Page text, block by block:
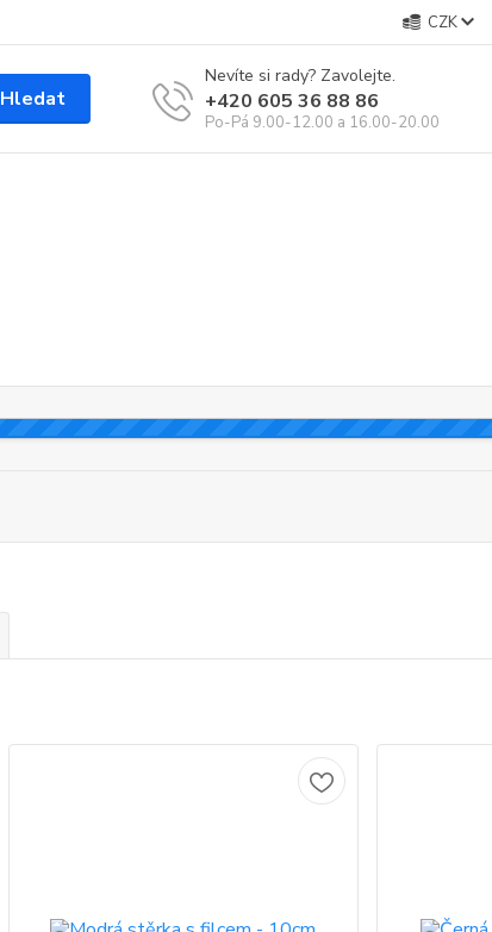
CZK
Hledat
Nevíte si rady? Zavolejte.
+420 605 36 88 86
Po-Pá 9.00-12.00 a 16.00-20.00